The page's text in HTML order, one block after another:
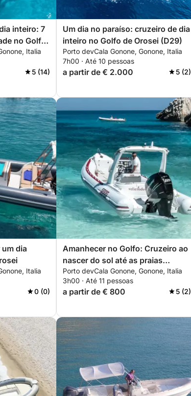
inteiro: 7
no Golfo
Italia
5 (14)
Um dia no paraíso: cruzeiro de dia
inteiro no Golfo de Orosei (D29)
Porto devCala Gonone, Gonone, Italia
7h00 · Até 10 pessoas
a partir de € 2.000 5 (2)
dia
Italia
0 (0)
Amanhecer no Golfo: Cruzeiro ao
nascer do sol até as praias
secretas da Sardenha
Porto devCala Gonone, Gonone, Italia
3h00 · Até 11 pessoas
a partir de € 800 5 (2)